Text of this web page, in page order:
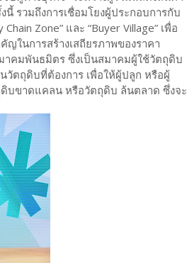
รวมถึงการเชื่อมโยงผู้ประกอบการกับ
Zone” และ “Buyer Village” เพื่อ
ในการสร้างเสถียรภาพของราคา
คมพันธมิตร ซึ่งเป็นสมาคมผู้ใช้วัตถุดิบ
ตถุดิบที่ต้องการ เพื่อให้ผู้ปลูก หรือผู้
บขาดแคลน หรือวัตถุดิบ ล้นตลาด ซึ่งจะ